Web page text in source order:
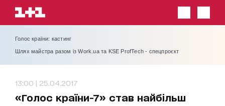
Голос країни: кастинг
Шлях майстра разом із Work.ua та KSE ProfTech - спецпроєкт
13:00 | 25.04.2017
«Голос країни-7» став найбільш